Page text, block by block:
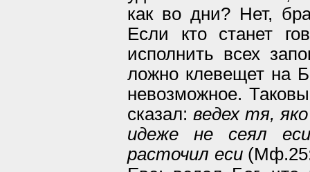
как во дни? Нет,
Если кто станет
исполнить всех
ложно клевещет на
невозможное.
сказал:ведех тя,
идеже не сеял
расточил еси